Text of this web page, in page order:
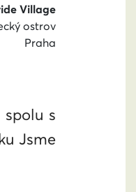
Village
ostrov
Praha
s
Jsme